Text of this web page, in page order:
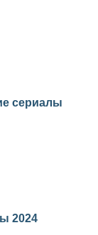
сериалы
2024